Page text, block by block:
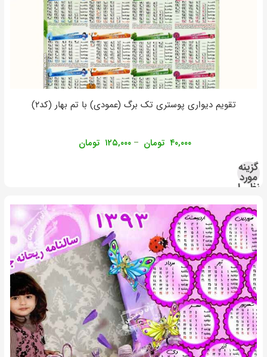
تقویم دیواری پوستری تک برگ (عمودی) با تم بهار (کد۲)
۴۰,۰۰۰ تومان – ۱۲۵,۰۰۰ تومان
گزینه
مورد
نظر را
کنید